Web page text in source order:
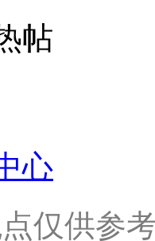
帖
心
仅供参